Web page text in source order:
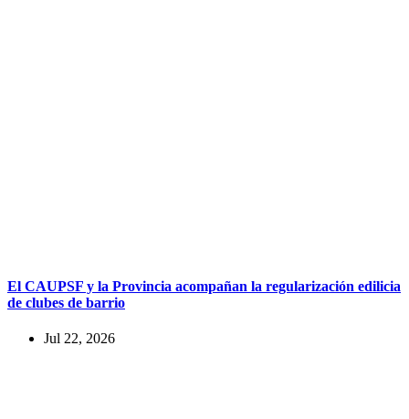
El CAUPSF y la Provincia acompañan la regularización edilicia
de clubes de barrio
Jul 22, 2026